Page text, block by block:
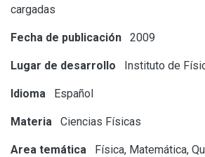
cargadas
Fecha de publicación 2009
Lugar de desarrollo Instituto de
Idioma Español
Materia Ciencias Físicas
Area temática Física, Matemática,